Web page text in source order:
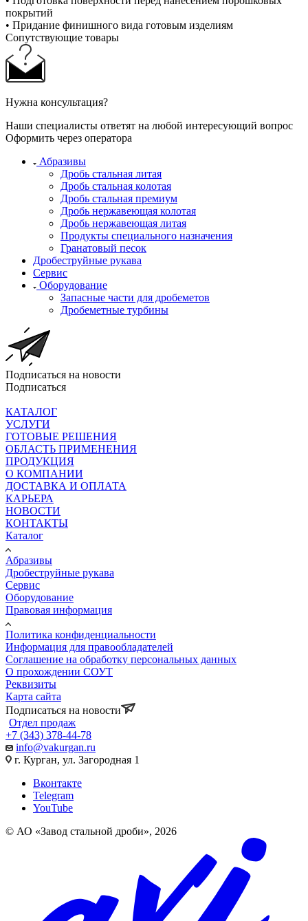
покрытий
• Придание финишного вида готовым изделиям
Сопутствующие товары
Нужна консультация?
Наши специалисты ответят на любой интересующий вопрос
Оформить через оператора
Абразивы
Дробь стальная литая
Дробь стальная колотая
Дробь стальная премиум
Дробь нержавеющая колотая
Дробь нержавеющая литая
Продукты специального назначения
Гранатовый песок
Дробеструйные рукава
Сервис
Оборудование
Запасные части для дробеметов
Дробеметные турбины
Подписаться на новости
Подписаться
КАТАЛОГ
УСЛУГИ
ГОТОВЫЕ РЕШЕНИЯ
ОБЛАСТЬ ПРИМЕНЕНИЯ
ПРОДУКЦИЯ
О КОМПАНИИ
ДОСТАВКА И ОПЛАТА
КАРЬЕРА
НОВОСТИ
КОНТАКТЫ
Каталог
Абразивы
Дробеструйные рукава
Сервис
Оборудование
Правовая информация
Политика конфиденциальности
Информация для правообладателей
Соглашение на обработку персональных данных
О прохождении СОУТ
Реквизиты
Карта сайта
Подписаться на новости
Отдел продаж
+7 (343) 378-44-78
info@vakurgan.ru
г. Курган, ул. Загородная 1
Вконтакте
Telegram
YouTube
© АО «Завод стальной дроби», 2026